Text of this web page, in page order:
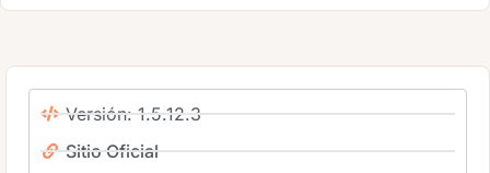
Versión: 1.5.12.3
Sitio Oficial